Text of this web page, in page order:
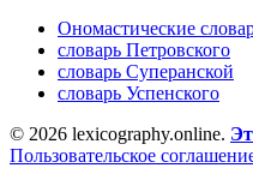
Ономастические
словарь Петровского
словарь Суперанской
словарь Успенского
© 2026 lexicography.online.
Пользовательское